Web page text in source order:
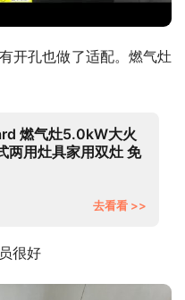
开孔也做了适配。燃气灶
燃气灶5.0kW大火
两用灶具家用双灶 免
去看看 >>
很好